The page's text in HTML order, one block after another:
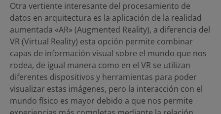
Otra vertiente interesante del procesamiento de
datos en arquitectura es la aplicación de la realidad
aumentada «AR» (Augmented Reality), a diferencia del
VR (Virtual Reality) esta opción permite combinar
capas de información visual sobre el mundo que nos
rodea, de igual manera como en el VR se utilizan
diferentes dispositivos y herramientas para poder
visualizar estas imágenes, pero la interacción con el
mundo físico es mayor debido a que nos permite